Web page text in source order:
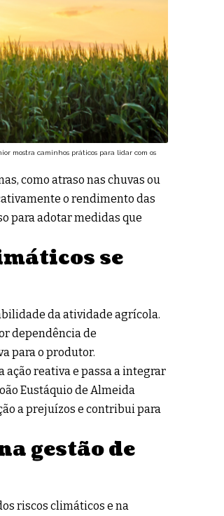
mostra caminhos práticos para lidar com os
como atraso nas chuvas ou
o rendimento das
para adotar medidas que
se
da atividade agrícola.
dependência de
para o produtor.
ação reativa e passa a integrar
Eustáquio de Almeida
a prejuízos e contribui para
gestão de
riscos climáticos e na